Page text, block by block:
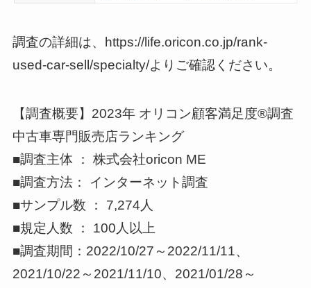
調査の詳細は、https://life.oricon.co.jp/rank-
used-car-sell/specialty/よりご確認ください。
【調査概要】2023年 オリコン顧客満足度®調査
中古車専門販売店ランキング
■調査主体 ： 株式会社oricon ME
■調査方法： インターネット調査
■サンプル数 ： 7,274人
■規定人数 ： 100人以上
■調査期間：2022/10/27～2022/11/11、
2021/10/22～2021/11/10、2021/01/28～